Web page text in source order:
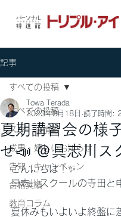
記事
すべての投稿
スクール情報
成果・嬉しいお知らせ
告知・キャンペーン
合格実績
教育コラム
すべての投稿
夏期講習会の様
せ📣 ＠具志川ス
Towa Terada
2023年8月18日 読了時間:
こんにちは！✨
具志川スクールの寺田と
夏休みもいよいよ終盤に